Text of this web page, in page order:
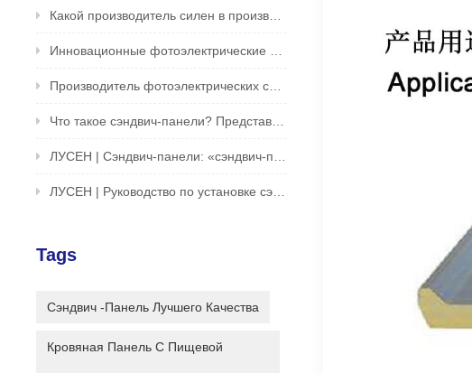
Какой производитель силен в производстве фотоэлектрических сэндвич-панелей? Надежный и безопасный производитель - LUSEN
Инновационные фотоэлектрические сэндвич-панели для стен от LUSEN (Xiamen) Co., Ltd.
Производитель фотоэлектрических сэндвич-панелей в Китае хорош? Оригинальный производитель LUSEN поддерживает настройку
Что такое сэндвич-панели? Представляем инновационное решение для зданий и сооружений
ЛУСЕН | Сэндвич-панели: «сэндвич-печенье» архитектурного мира
ЛУСЕН | Руководство по установке сэндвич-панели One Second Unlock
Tags
Сэндвич -панель Лучшего Качества
Кровяная Панель С Пищевой